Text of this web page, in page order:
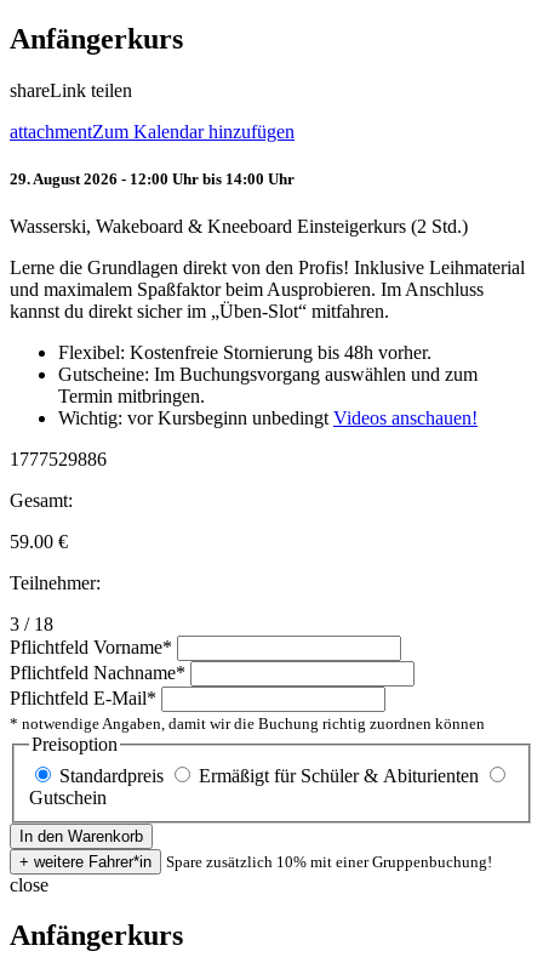
Anfängerkurs
shareLink teilen
attachmentZum Kalendar hinzufügen
29. August 2026 - 12:00 Uhr bis 14:00 Uhr
Wasserski, Wakeboard & Kneeboard Einsteigerkurs (2 Std.)
Lerne die Grundlagen direkt von den Profis! Inklusive Leihmaterial
und maximalem Spaßfaktor beim Ausprobieren. Im Anschluss
kannst du direkt sicher im „Üben-Slot“ mitfahren.
Flexibel: Kostenfreie Stornierung bis 48h vorher.
Gutscheine: Im Buchungsvorgang auswählen und zum
Termin mitbringen.
Wichtig: vor Kursbeginn unbedingt Videos anschauen!
1777529886
Gesamt:
59.00 €
Teilnehmer:
3 / 18
Pflichtfeld Vorname*
Pflichtfeld Nachname*
Pflichtfeld E-Mail*
* notwendige Angaben, damit wir die Buchung richtig zuordnen können
Preisoption
Standardpreis
Ermäßigt für Schüler & Abiturienten
Gutschein
Spare zusätzlich 10% mit einer Gruppenbuchung!
close
Anfängerkurs